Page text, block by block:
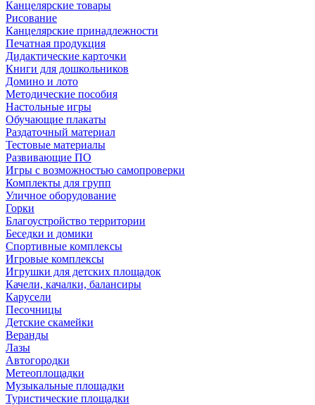
Канцелярские товары
Рисование
Канцелярские принадлежности
Печатная продукция
Дидактические карточки
Книги для дошкольников
Домино и лото
Методические пособия
Настольные игры
Обучающие плакаты
Раздаточный материал
Тестовые материалы
Развивающие ПО
Игры с возможностью самопроверки
Комплекты для групп
Уличное оборудование
Горки
Благоустройство территории
Беседки и домики
Спортивные комплексы
Игровые комплексы
Игрушки для детских площадок
Качели, качалки, балансиры
Карусели
Песочницы
Детские скамейки
Веранды
Лазы
Автогородки
Метеоплощадки
Музыкальные площадки
Туристические площадки